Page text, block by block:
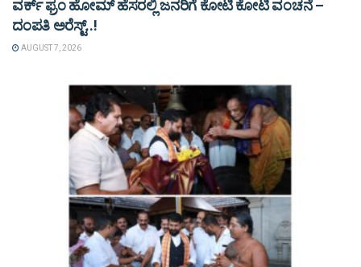
ವರ್ಕ್ ಫ್ರಂ ಹೋಮ್ ಹೆಸರಲ್ಲಿ ಜನರಿಗೆ ಕೋಟಿ ಕೋಟಿ ವಂಚನೆ –
ದಂಪತಿ ಅರೆಸ್ಟ್..!
AUGUST 7, 2026